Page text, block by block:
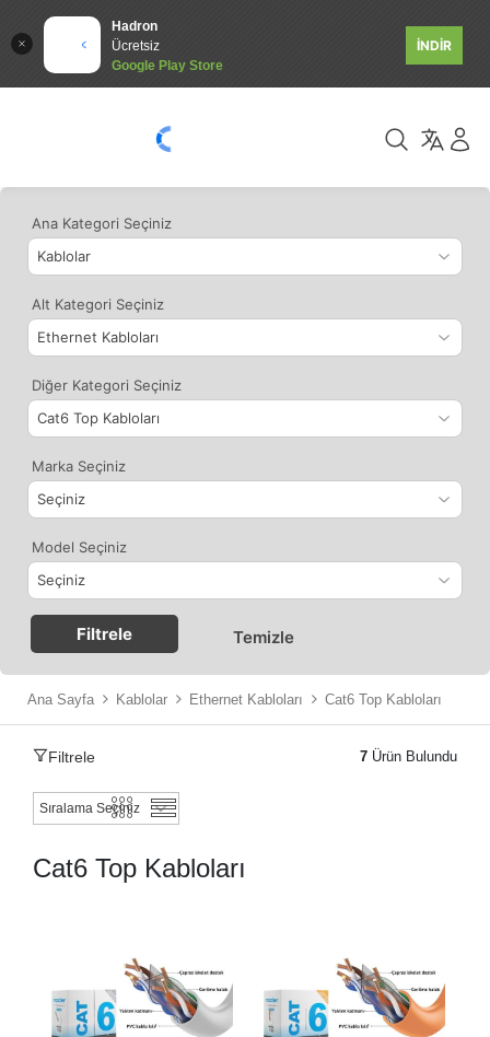
Hadron
Ücretsiz
Google Play Store
İNDİR
Ana Kategori Seçiniz
Alt Kategori Seçiniz
Diğer Kategori Seçiniz
Marka Seçiniz
Model Seçiniz
Filtrele Temizle
Ana Sayfa Kablolar Ethernet Kabloları Cat6 Top Kabloları
Filtrele 7 Ürün Bulundu
Cat6 Top Kabloları